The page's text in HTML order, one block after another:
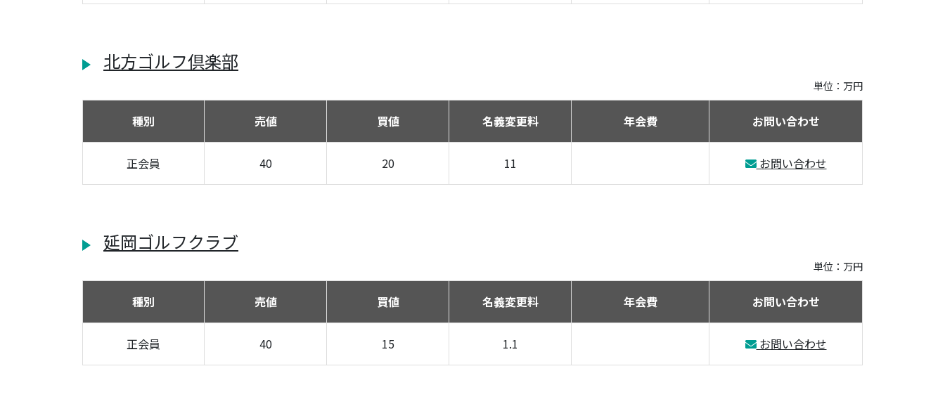
北方ゴルフ倶楽部
単位：万円
種別 売値 買値 名義変更料 年会費 お問い合わせ
正会員 40 20 11 お問い合わせ
延岡ゴルフクラブ
単位：万円
種別 売値 買値 名義変更料 年会費 お問い合わせ
正会員 40 15 1.1 お問い合わせ